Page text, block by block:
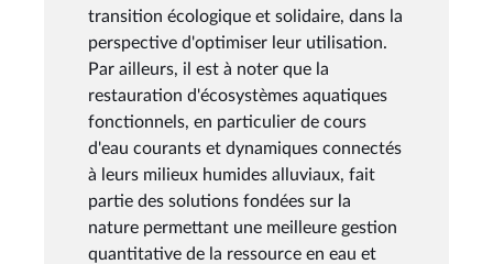
transition écologique et solidaire, dans la
perspective d'optimiser leur utilisation.
Par ailleurs, il est à noter que la
restauration d'écosystèmes aquatiques
fonctionnels, en particulier de cours
d'eau courants et dynamiques connectés
à leurs milieux humides alluviaux, fait
partie des solutions fondées sur la
nature permettant une meilleure gestion
quantitative de la ressource en eau et